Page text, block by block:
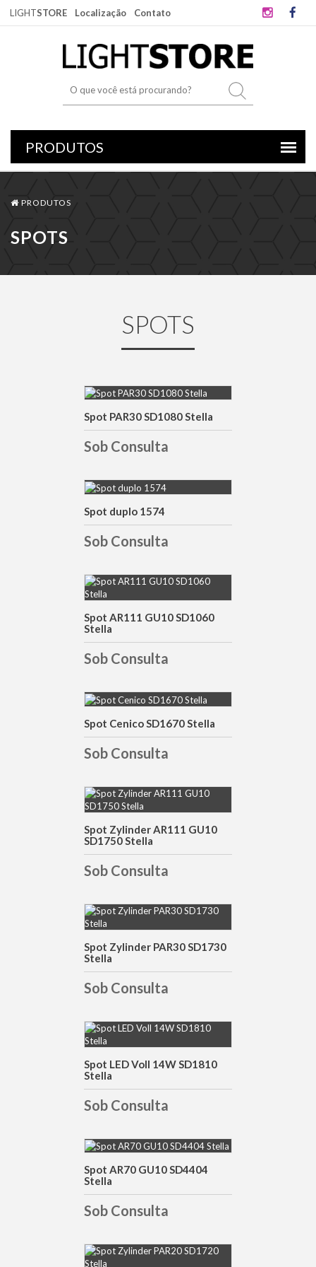
LIGHTSTORE Localização Contato
PRODUTOS
SPOTS
SPOTS
DETALHES
Spot PAR30 SD1080 Stella
Sob Consulta
DETALHES
Spot duplo 1574
Sob Consulta
DETALHES
Spot AR111 GU10 SD1060
Stella
Sob Consulta
DETALHES
Spot Cenico SD1670 Stella
Sob Consulta
DETALHES
Spot Zylinder AR111 GU10
SD1750 Stella
Sob Consulta
DETALHES
Spot Zylinder PAR30 SD1730
Stella
Sob Consulta
DETALHES
Spot LED Voll 14W SD1810
Stella
Sob Consulta
DETALHES
Spot AR70 GU10 SD4404
Stella
Sob Consulta